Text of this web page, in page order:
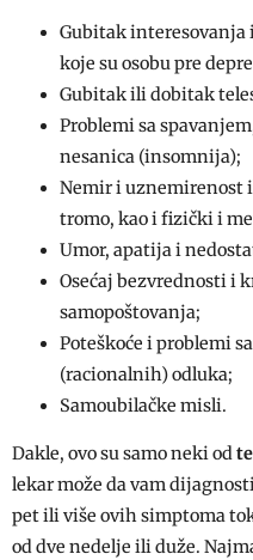
Gubitak
koje su osobu pre
Gubitak ili dobitak
Problemi sa
nesanica (insomnija);
Nemir i uznemirenost
tromo, kao i fizički i
Umor, apatija i
Osećaj bezvrednosti i
samopoštovanja;
Poteškoće i problemi
(racionalnih) odluka;
Samoubilačke misli.
Dakle, ovo su samo neki od
lekar može da vam
pet ili više ovih simptoma
od dve nedelje ili duže.